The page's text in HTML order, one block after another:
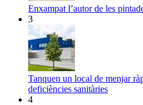
Enxampat l’autor de les
3
Tanquen un local de menjar
deficiències sanitàries
4